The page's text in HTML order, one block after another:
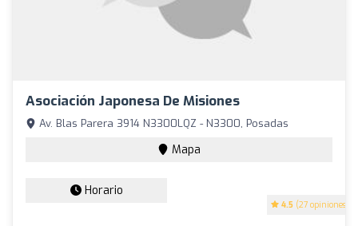
Asociación Japonesa De Misiones
4.5 (27 opiniones)
Av. Blas Parera 3914 N3300LQZ - N3300, Posadas
Mapa
Horario